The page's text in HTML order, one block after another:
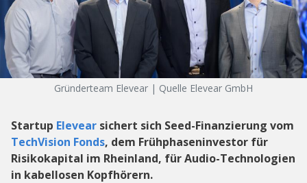
Gründerteam Elevear | Quelle Elevear GmbH
Startup Elevear sichert sich Seed-Finanzierung vom
TechVision Fonds, dem Frühphaseninvestor für
Risikokapital im Rheinland, für Audio-Technologien
in kabellosen Kopfhörern.